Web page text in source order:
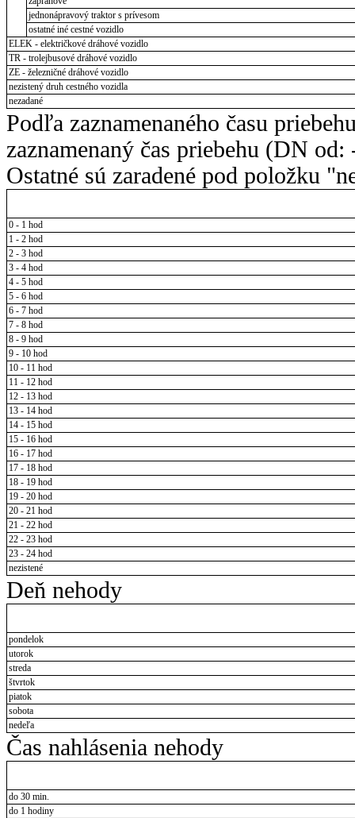
jednonápravový traktor s prívesom
ostatné iné cestné vozidlo
ELEK - električkové dráhové vozidlo
TR - trolejbusové dráhové vozidlo
ZE - železničné dráhové vozidlo
nezistený druh cestného vozidla
nezadané
Podľa zaznamenaného času
zaznamenaný čas priebehu (DN
Ostatné sú zaradené pod položku
0 - 1 hod
1 - 2 hod
2 - 3 hod
3 - 4 hod
4 - 5 hod
5 - 6 hod
6 - 7 hod
7 - 8 hod
8 - 9 hod
9 - 10 hod
10 - 11 hod
11 - 12 hod
12 - 13 hod
13 - 14 hod
14 - 15 hod
15 - 16 hod
16 - 17 hod
17 - 18 hod
18 - 19 hod
19 - 20 hod
20 - 21 hod
21 - 22 hod
22 - 23 hod
23 - 24 hod
nezistené
Deň nehody
pondelok
utorok
streda
štvrtok
piatok
sobota
nedeľa
Čas nahlásenia nehody
do 30 min.
do 1 hodiny